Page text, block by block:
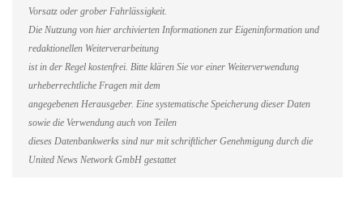
Vorsatz oder grober Fahrlässigkeit.
Die Nutzung von hier archivierten Informationen zur Eigeninformation und
redaktionellen Weiterverarbeitung
ist in der Regel kostenfrei. Bitte klären Sie vor einer Weiterverwendung
urheberrechtliche Fragen mit dem
angegebenen Herausgeber. Eine systematische Speicherung dieser Daten
sowie die Verwendung auch von Teilen
dieses Datenbankwerks sind nur mit schriftlicher Genehmigung durch die
United News Network GmbH gestattet